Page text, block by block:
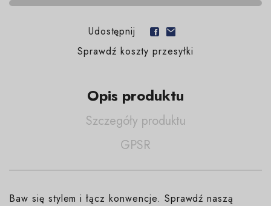
Udostępnij
Sprawdź koszty przesyłki
Opis produktu
Szczegóły produktu
GPSR
Baw się stylem i łącz konwencje. Sprawdź naszą